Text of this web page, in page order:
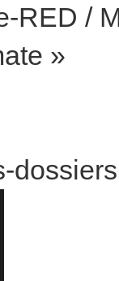
RED /
»